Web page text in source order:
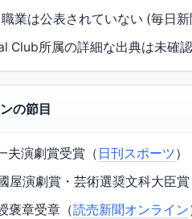
業は公表されていない (毎日
Club所属の詳細な出典は未確
の節目
夫演劇賞受賞（ 日刊スポーツ）
屋演劇賞・芸術選奨文科大臣
褒章受章（読売新聞オンライン